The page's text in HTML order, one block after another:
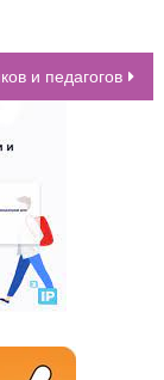
и педагогов